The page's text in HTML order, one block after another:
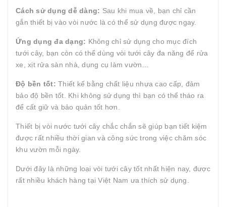
Cách sử dụng dễ dàng: Sau khi mua về, bạn chỉ cần
gắn thiết bị vào vòi nước là có thể sử dụng được ngay.
Ứng dụng đa dạng: Không chỉ sử dụng cho mục đích
tưới cây, bạn còn có thể dùng vòi tưới cây đa năng để rửa
xe, xịt rửa sàn nhà, dụng cụ làm vườn…
Độ bền tốt: Thiết kế bằng chất liệu nhựa cao cấp, đảm
bảo độ bền tốt. Khi không sử dụng thì bạn có thể tháo ra
để cất giữ và bảo quản tốt hơn.
Thiết bị vòi nước tưới cây chắc chắn sẽ giúp bạn tiết kiệm
được rất nhiều thời gian và công sức trong việc chăm sóc
khu vườn mỗi ngày.
Dưới đây là những loại vòi tưới cây tốt nhất hiện nay, được
rất nhiều khách hàng tại Việt Nam ưa thích sử dụng.